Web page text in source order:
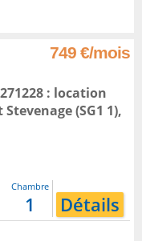
749 €/mois
: location
Stevenage(SG1 1),
Chambre
1 Détails